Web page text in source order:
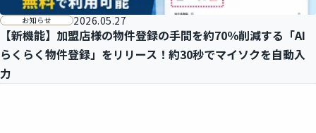
【新機能】加盟店様の物件登録の手間を約70％削減する「AI
らくらく物件登録」をリリース！約30秒でマイソクを自動入
力
お知らせ 2026.05.27